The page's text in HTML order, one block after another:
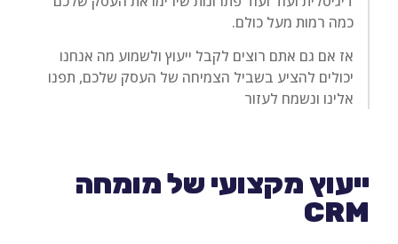
כמה רמות מעל כולם.
אז אם גם אתם רוצים לקבל ייעוץ ולשמוע מה אנחנו
יכולים להציע בשביל הצמיחה של העסק שלכם, תפנו
אלינו ונשמח לעזור
ייעוץ מקצועי של מומחה
CRM